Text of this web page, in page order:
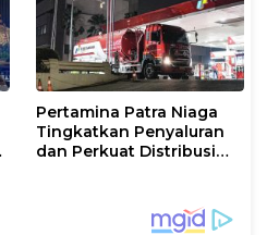
Pertamina Patra Niaga
Tingkatkan Penyaluran
dan Perkuat Distribusi